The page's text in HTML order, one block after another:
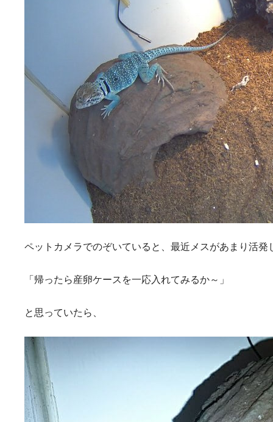
ペットカメラでのぞいていると、最近メスがあまり活
「帰ったら産卵ケースを一応入れてみるか～」
と思っていたら、